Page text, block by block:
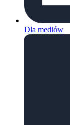
Dla mediów